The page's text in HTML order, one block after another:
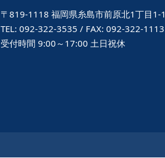
〒819-1118 福岡県糸島市前原北1丁目1-1
TEL: 092-322-3535 / FAX: 092-322-1113
受付時間 9:00～17:00 土日祝休